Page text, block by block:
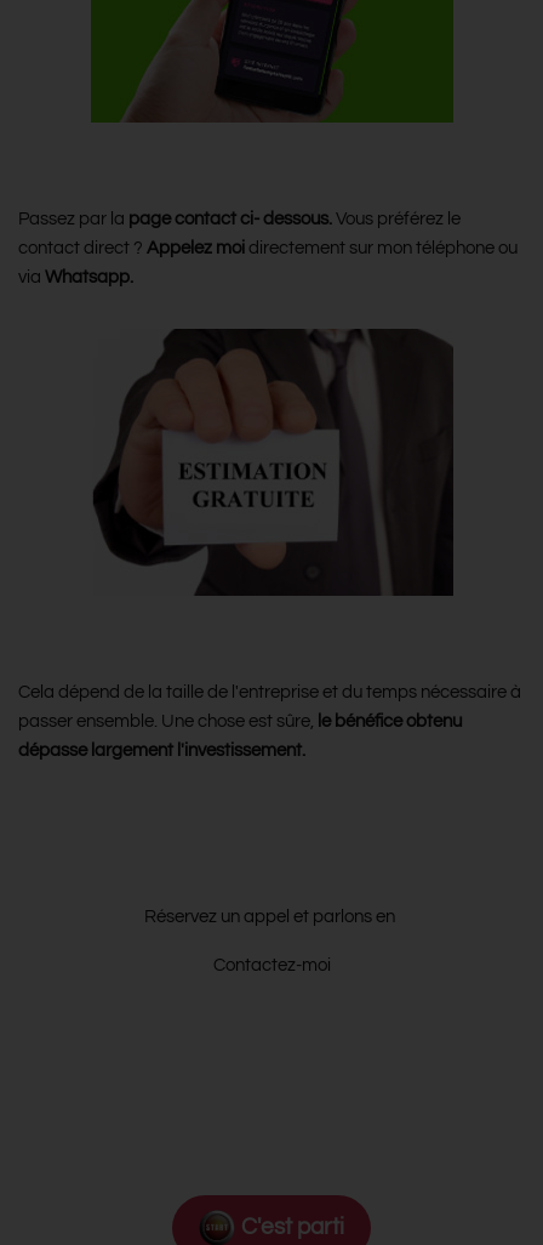
Passez par la page contact ci- dessous.Vous préférez le
contact direct ? Appelez moi directement sur mon téléphone ou
via Whatsapp.
Cela dépend de la taille de l'entreprise et du temps nécessaire à
passer ensemble. Une chose est sûre,
le bénéfice obtenu
dépasse largement l'investissement.
Réservez un appel et parlons en
Contactez-moi
C'est parti